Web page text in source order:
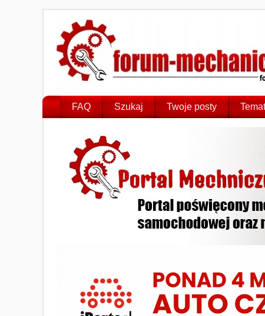
FAQ Szukaj Twoje posty